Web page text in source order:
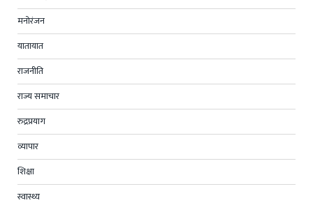
मनोरंजन
यातायात
राजनीति
राज्य समाचार
रुद्रप्रयाग
व्यापार
शिक्षा
स्वास्थ्य